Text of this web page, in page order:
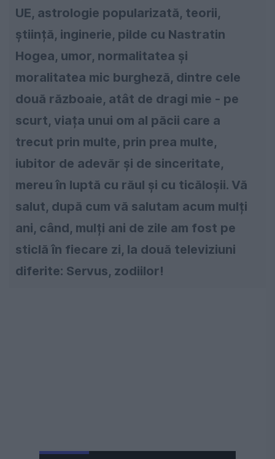
UE, astrologie popularizată, teorii,
știință, inginerie, pilde cu Nastratin
Hogea, umor, normalitatea și
moralitatea mic burgheză, dintre cele
două războaie, atât de dragi mie - pe
scurt, viața unui om al păcii care a
trecut prin multe, prin prea multe,
iubitor de adevăr și de sinceritate,
mereu în luptă cu răul și cu ticăloșii. Vă
salut, după cum vă salutam acum mulți
ani, când, mulți ani de zile am fost pe
sticlă în fiecare zi, la două televiziuni
diferite: Servus, zodiilor!